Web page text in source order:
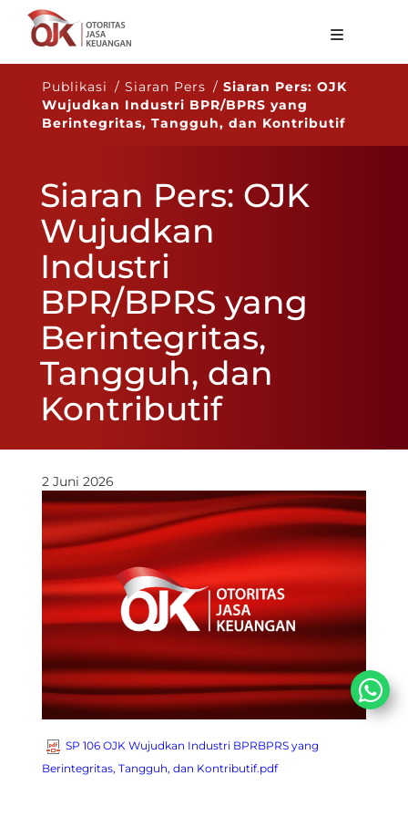
Tentang OJK
Fungsi Utama
Regulasi
Statistik
Layanan
Karir
Publikasi / Siaran Pers /Siaran Pers: OJK
Wujudkan Industri BPR/BPRS yang
Berintegritas, Tangguh, dan Kontributif
Siaran Pers: OJK
Wujudkan
Industri
BPR/BPRS yang
Berintegritas,
Tangguh, dan
Kontributif
2 Juni 2026
SP 106 OJK Wujudkan Industri BPRBPRS yang
Berintegritas, Tangguh, dan Kontributif.pdf